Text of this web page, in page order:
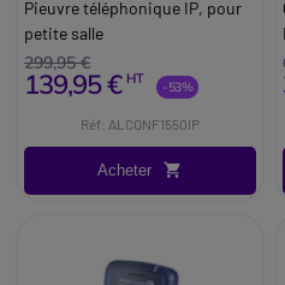
Pieuvre téléphonique IP, pour
petite salle
299,95 €
139,95 € HT -53%
Réf: ALCONF1550IP
Acheter